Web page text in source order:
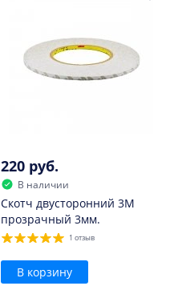
220 руб.
В наличии
Скотч двусторонний 3M
прозрачный 3мм.
1 отзыв
В корзину